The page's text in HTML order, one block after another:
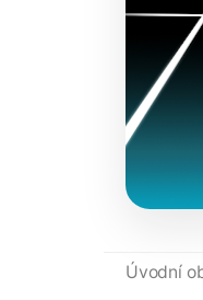
Úvodní